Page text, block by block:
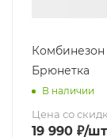
Брюнетка
В наличии
Цена со
19 990 ₽/шт